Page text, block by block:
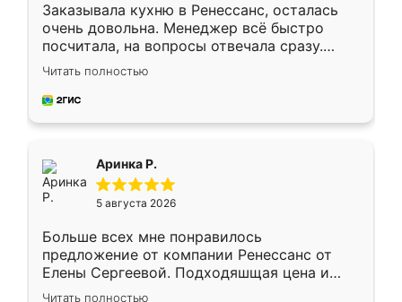
Заказывала кухню в Ренессанс, осталась
очень довольна. Менеджер всё быстро
посчитала, на вопросы отвечала сразу.
Замерщик приехал в субботу, подошёл к
делу со всей ответственностью. Собрали
за день, ребята работали аккуратно, даже
Читать полностью
Аринка Р.
5 августа 2026
Больше всех мне понравилось
предложение от компании Ренессанс от
Елены Сергеевой. Подходяшщая цена и
короткие сроки изготовления. Приехавший
Читать полностью